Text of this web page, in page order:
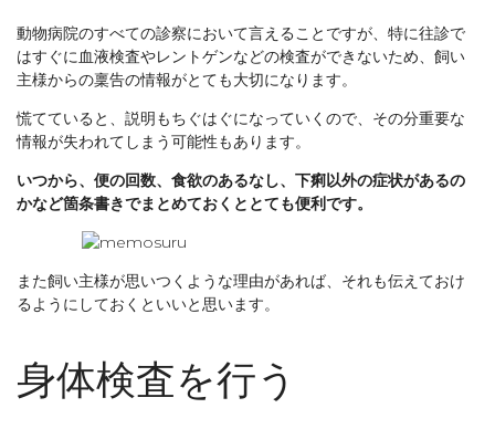
動物病院のすべての診察において言えることですが、特に往診で
はすぐに血液検査やレントゲンなどの検査ができないため、飼い
主様からの稟告の情報がとても大切になります。
慌てていると、説明もちぐはぐになっていくので、その分重要な
情報が失われてしまう可能性もあります。
いつから、便の回数、食欲のあるなし、下痢以外の症状があるの
かなど箇条書きでまとめておくととても便利です。
また飼い主様が思いつくような理由があれば、それも伝えておけ
るようにしておくといいと思います。
身体検査を行う